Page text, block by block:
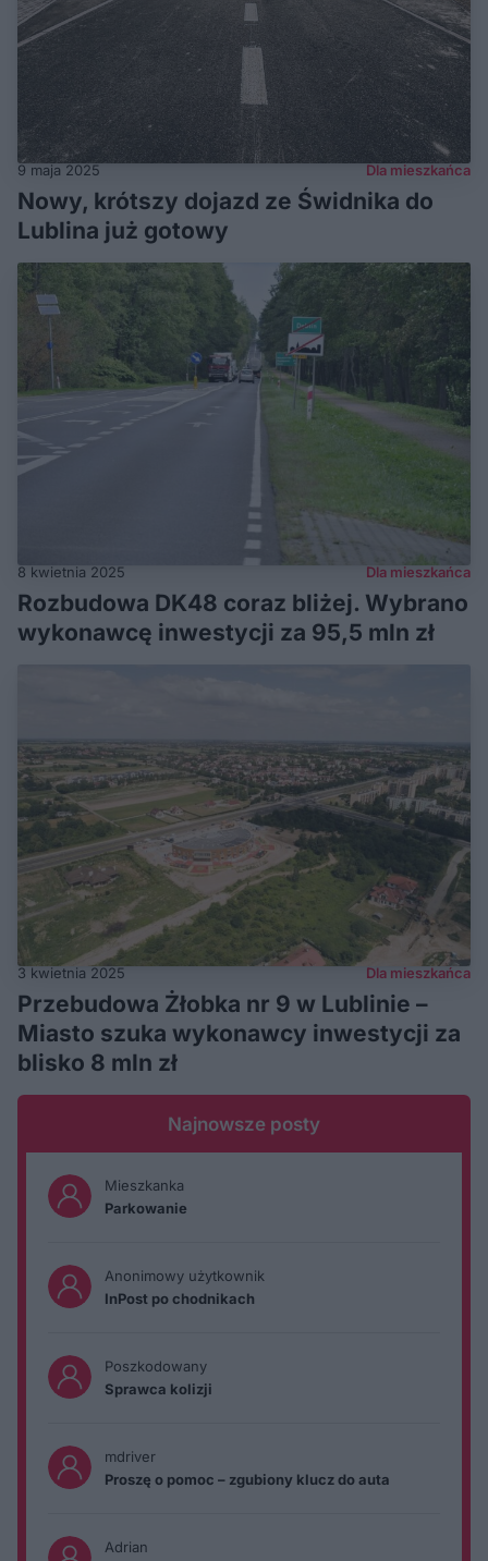
9 maja 2025 Dla mieszkańca
Nowy, krótszy dojazd ze Świdnika do
Lublina już gotowy
8 kwietnia 2025 Dla mieszkańca
Rozbudowa DK48 coraz bliżej. Wybrano
wykonawcę inwestycji za 95,5 mln zł
3 kwietnia 2025 Dla mieszkańca
Przebudowa Żłobka nr 9 w Lublinie –
Miasto szuka wykonawcy inwestycji za
blisko 8 mln zł
Najnowsze posty
Mieszkanka
Parkowanie
Anonimowy użytkownik
InPost po chodnikach
Poszkodowany
Sprawca kolizji
mdriver
Proszę o pomoc – zgubiony klucz do auta
Adrian